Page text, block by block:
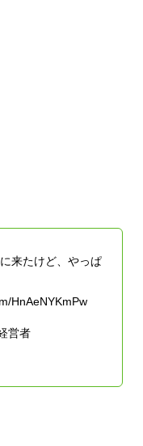
来たけど、やっぱ
HnAeNYKmPw
営者